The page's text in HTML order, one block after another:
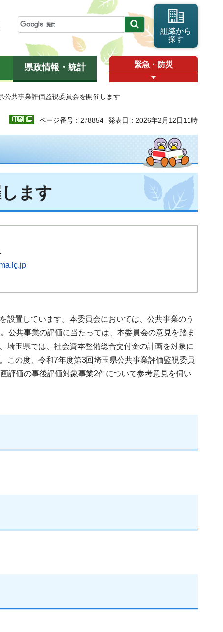
組織から
探す
県政情報・統計 緊急・防災
公共事業評価監視委員会を開催します
ページ番号：278854 発表日：2026年2月12日11時
ます
設置しています。本委員会においては、公共事業のう
公共事業の評価に当たっては、本委員会の意見を踏ま
埼玉県では、社会資本整備総合交付金の計画を対象に
この度、令和7年度第3回埼玉県公共事業評価監視委員
評価の事後評価対象事業2件について参考意見を伺い